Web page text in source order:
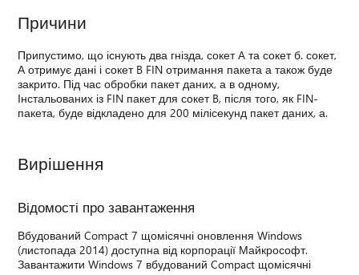
Причини
Припустимо, що існують два гнізда, сокет A та сокет б. сокет,
А отримує дані і сокет B FIN отримання пакета а також буде
закрито. Під час обробки пакет даних, а в одному,
Інстальованих із FIN пакет для сокет B, після того, як FIN-
пакета, буде відкладено для 200 мілісекунд пакет даних, а.
Вирішення
Відомості про завантаження
Вбудований Compact 7 щомісячні оновлення Windows
(листопада 2014) доступна від корпорації Майкрософт.
Завантажити Windows 7 вбудований Compact щомісячні